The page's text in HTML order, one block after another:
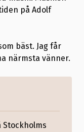
på Adolf
bäst. Jag får
närmsta vänner.
Stockholms